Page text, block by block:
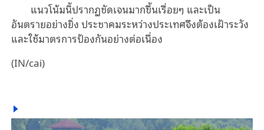
แนวโน้มนี้ปรากฏชัดเจนมากขึ้นเรื่อยๆ และเป็น
อันตรายอย่างยิ่ง ประชาคมระหว่างประเทศจึงต้องเฝ้าระวัง
และใช้มาตรการป้องกันอย่างต่อเนื่อง
(IN/cai)